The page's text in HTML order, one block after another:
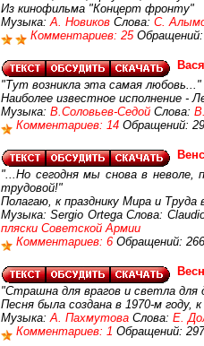
Из кинофильма "Концерт фронту"
Музыка:А. Новиков Слова: С.
Комментариев: 25 Обращений:
"Тут возникла эта самая любовь..."
Наиболее известное исполнение -
Музыка: В.Соловьев-Седой Слова:
Комментариев: 14 Обращений:
"...Но сегодня мы снова в неволе,
трудовой!"
Полагаю, к празднику Мира и
Музыка: Sergio Ortega Слова:
пляски Советской Армии
Комментариев: 6 Обращений:
"Страшна для врагов и светла для
Песня была создана в 1970-м
Музыка:А. Пахмутова Слова: Е.
Комментариев: 1 Обращений: